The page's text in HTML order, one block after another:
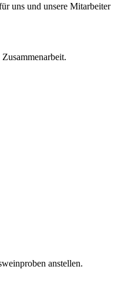
uns und unsere Mitarbeiter
anstellen.